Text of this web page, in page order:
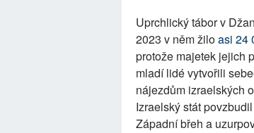
Uprchlický tábor v
2023 v něm žiloasi 24
protože majetek jejich
mladí lidé vytvořili
nájezdům izraelských
Izraelský stát
Západní břeh a